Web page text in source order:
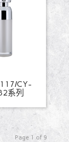
CY-
系列
Page 1 of 9